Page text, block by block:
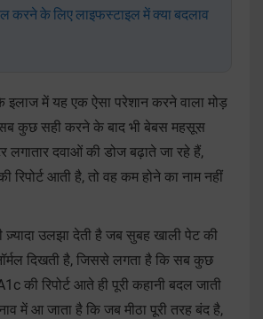
करने के लिए लाइफस्टाइल में क्या बदलाव
इलाज में यह एक ऐसा परेशान करने वाला मोड़
कुछ सही करने के बाद भी बेबस महसूस
दवाओं की डोज बढ़ाते जा रहे हैं,
आती है, तो वह कम होने का नाम नहीं
ज़्यादा उलझा देती है जब सुबह खाली पेट की
दिखती है, जिससे लगता है कि सब कुछ
की रिपोर्ट आते ही पूरी कहानी बदल जाती
में आ जाता है कि जब मीठा पूरी तरह बंद है,